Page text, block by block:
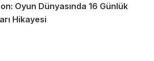
Oyun Dünyasında 16 Günlük
Hikayesi